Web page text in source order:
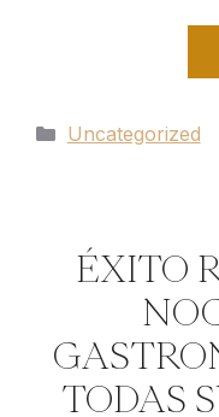
Categorías
Uncategorized
ÉXITO
TODAS